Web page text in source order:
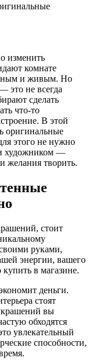
изменить
комнате
и живым. Но
это не всегда
сделать
что-то
В этой
оригинальные
этого не нужно
художником —
желания творить.
стоит
руками,
энергии, вашего
в магазине.
деньги.
стоят
вы
обходятся
увлекательный
способности,